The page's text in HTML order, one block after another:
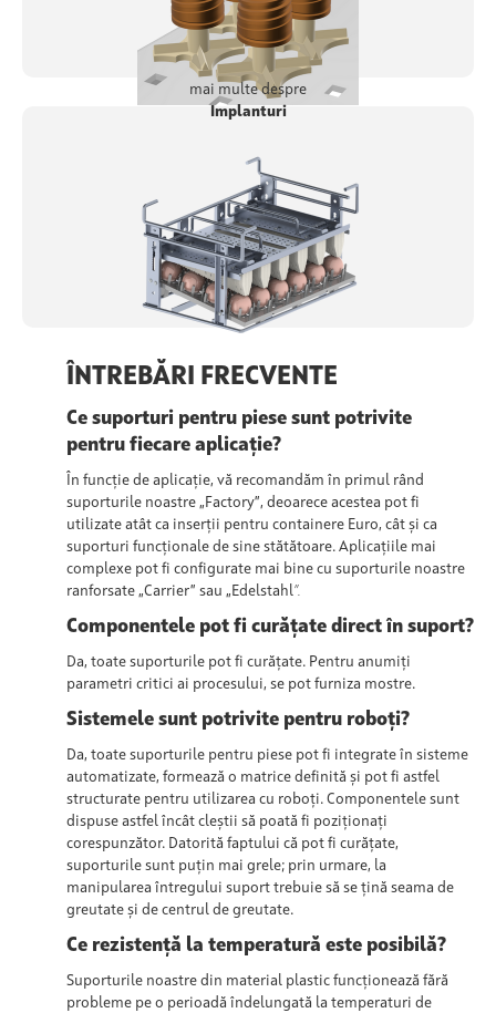
mai multe despre
Implanturi
ÎNTREBĂRI FRECVENTE
Ce suporturi pentru piese sunt potrivite
pentru fiecare aplicație?
În funcție de aplicație, vă recomandăm în primul rând
suporturile noastre „Factory”, deoarece acestea pot fi
utilizate atât ca inserții pentru containere Euro, cât și ca
suporturi funcționale de sine stătătoare. Aplicațiile mai
complexe pot fi configurate mai bine cu suporturile noastre
ranforsate „Carrier” sau „Edelstahl”.
Componentele pot fi curățate direct în suport?
Da, toate suporturile pot fi curățate. Pentru anumiți
parametri critici ai procesului, se pot furniza mostre.
Sistemele sunt potrivite pentru roboți?
Da, toate suporturile pentru piese pot fi integrate în sisteme
automatizate, formează o matrice definită și pot fi astfel
structurate pentru utilizarea cu roboți. Componentele sunt
dispuse astfel încât cleștii să poată fi poziționați
corespunzător. Datorită faptului că pot fi curățate,
suporturile sunt puțin mai grele; prin urmare, la
manipularea întregului suport trebuie să se țină seama de
greutate și de centrul de greutate.
Ce rezistență la temperatură este posibilă?
Suporturile noastre din material plastic funcționează fără
probleme pe o perioadă îndelungată la temperaturi de